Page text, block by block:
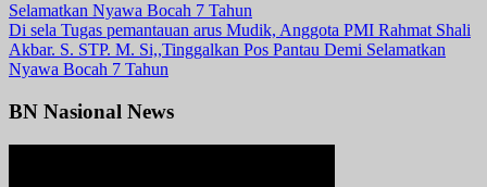
Di sela Tugas pemantauan arus Mudik, Anggota PMI Rahmat Shali
Akbar. S. STP. M. Si,,Tinggalkan Pos Pantau Demi Selamatkan
Nyawa Bocah 7 Tahun
BN Nasional News